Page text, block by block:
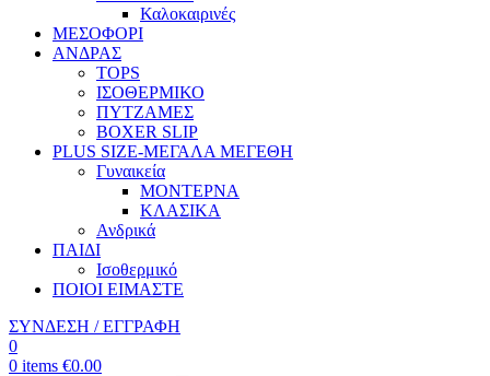
Καλοκαιρινές
ΜΕΣΟΦΟΡΙ
ΑΝΔΡΑΣ
TOPS
ΙΣΟΘΕΡΜΙΚΟ
ΠΥΤΖΑΜΕΣ
BOXER SLIP
PLUS SIZE-ΜΕΓΑΛΑ ΜΕΓΕΘΗ
Γυναικεία
ΜΟΝΤΕΡΝΑ
ΚΛΑΣΙΚΑ
Ανδρικά
ΠΑΙΔΙ
Ισοθερμικό
ΠΟΙΟΙ ΕΙΜΑΣΤΕ
ΣΥΝΔΕΣΗ / ΕΓΓΡΑΦΗ
0
0 items €0.00